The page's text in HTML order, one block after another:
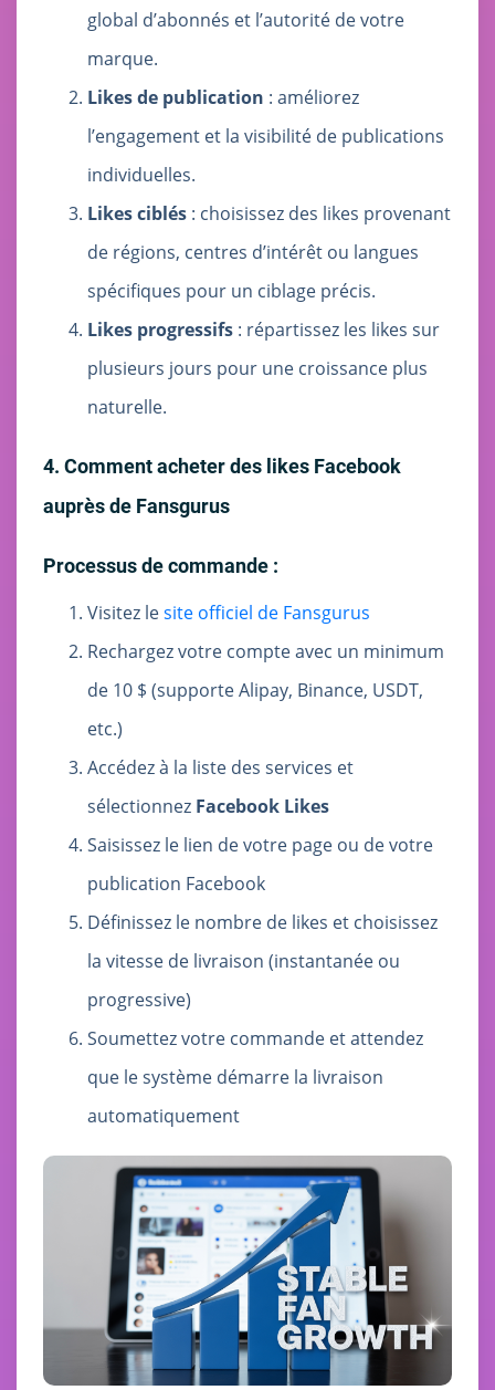
global d’abonnés et l’autorité de votre
marque.
Likes de publication : améliorez
l’engagement et la visibilité de publications
individuelles.
Likes ciblés : choisissez des likes provenant
de régions, centres d’intérêt ou langues
spécifiques pour un ciblage précis.
Likes progressifs : répartissez les likes sur
plusieurs jours pour une croissance plus
naturelle.
4. Comment acheter des likes Facebook
auprès de Fansgurus
Processus de commande :
Visitez lesite officiel de Fansgurus
Rechargez votre compte avec un minimum
de 10 $ (supporte Alipay, Binance, USDT,
etc.)
Accédez à la liste des services et
sélectionnez Facebook Likes
Saisissez le lien de votre page ou de votre
publication Facebook
Définissez le nombre de likes et choisissez
la vitesse de livraison (instantanée ou
progressive)
Soumettez votre commande et attendez
que le système démarre la livraison
automatiquement